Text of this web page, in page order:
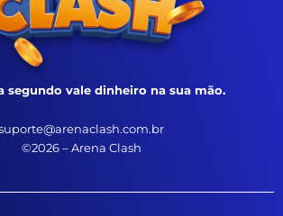
segundo vale dinheiro na sua mão.
©2026 – Arena Clash